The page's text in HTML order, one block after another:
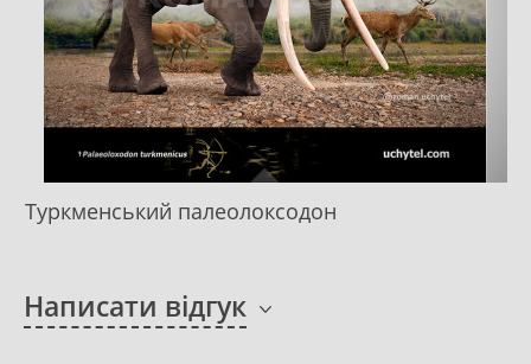
Туркменський палеолоксодон
Написати відгук